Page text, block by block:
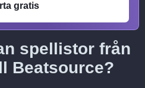
gratis
spellistor från
Beatsource?